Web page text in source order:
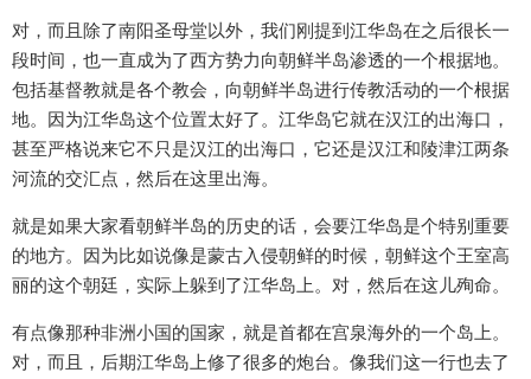
对，而且除了南阳圣母堂以外，我们刚提到江华岛在之后很长一
段时间，也一直成为了西方势力向朝鲜半岛渗透的一个根据地。
包括基督教就是各个教会，向朝鲜半岛进行传教活动的一个根据
地。因为江华岛这个位置太好了。江华岛它就在汉江的出海口，
甚至严格说来它不只是汉江的出海口，它还是汉江和陵津江两条
河流的交汇点，然后在这里出海。
就是如果大家看朝鲜半岛的历史的话，会要江华岛是个特别重要
的地方。因为比如说像是蒙古入侵朝鲜的时候，朝鲜这个王室高
丽的这个朝廷，实际上躲到了江华岛上。对，然后在这儿殉命。
有点像那种非洲小国的国家，就是首都在宫泉海外的一个岛上。
对，而且，后期江华岛上修了很多的炮台。像我们这一行也去了